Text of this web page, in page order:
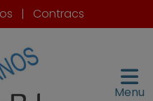
| Contracs
Menu